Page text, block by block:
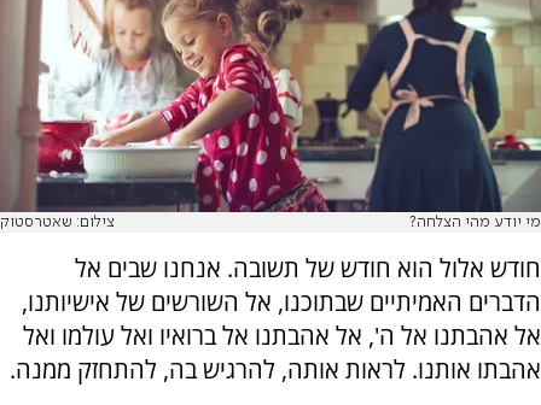
מי יודע מהי הצלחה? צילום: שאטרסטוק
חודש אלול הוא חודש של תשובה. אנחנו שבים אל
הדברים האמיתיים שבתוכנו, אל השורשים של אישיותנו,
אל אהבתנו אל ה', אל אהבתנו אל ברואיו ואל עולמו ואל
אהבתו אותנו. לראות אותה, להרגיש בה, להתחזק ממנה.